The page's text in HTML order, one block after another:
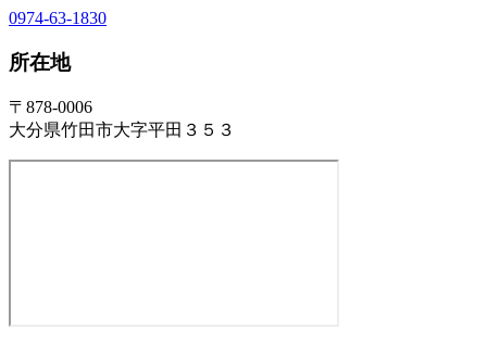
0974-63-1830
所在地
〒878-0006
大分県竹田市大字平田３５３